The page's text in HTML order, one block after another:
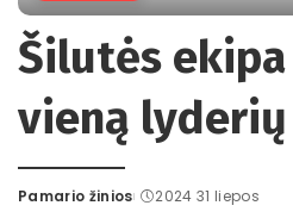
Šilutės
vieną lyderių
Posted
Pamario žinios 2024 31 liepos